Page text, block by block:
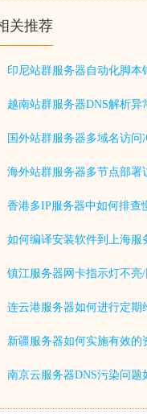
关推荐
印尼站群服务器自动化脚本
越南站群服务器DNS解析异
国外站群服务器多域名访问
海外站群服务器多节点部署
香港多IP服务器中如何排查
如何编译安装软件到上海服
镇江服务器网卡指示灯不亮
连云港服务器如何进行定期
新疆服务器如何实施有效的
南京云服务器DNS污染问题